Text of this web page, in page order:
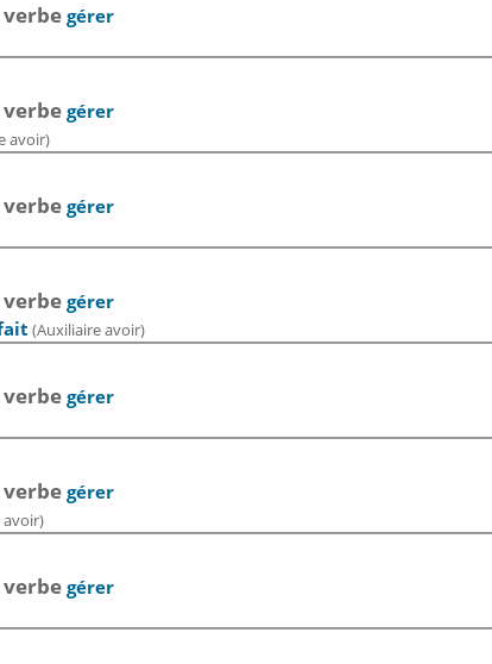
verbegérer
verbegérer
avoir)
verbegérer
verbegérer
(Auxiliaire avoir)
verbegérer
verbegérer
avoir)
verbegérer